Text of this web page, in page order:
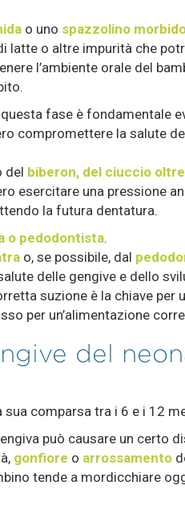
o uno spazzolino
latte o altre impurità che
l’ambiente orale del
questa fase è fondamentale
compromettere la salute
del biberon, del ciuccio
esercitare una pressione
la futura dentatura.
o pedodontista.
o, se possibile, dal
delle gengive e dello
suzione è la chiave per
per un’alimentazione
del
comparsa tra i 6 e i 12
può causare un certo
gonfiore o arrossamento
tende a mordicchiare